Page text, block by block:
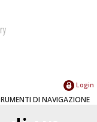
Login
DI NAVIGAZIONE